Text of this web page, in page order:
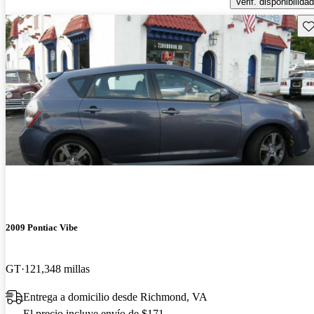
2009 Pontiac Vibe
GT 121,348 millas
Entrega a domicilio desde Richmond, VA